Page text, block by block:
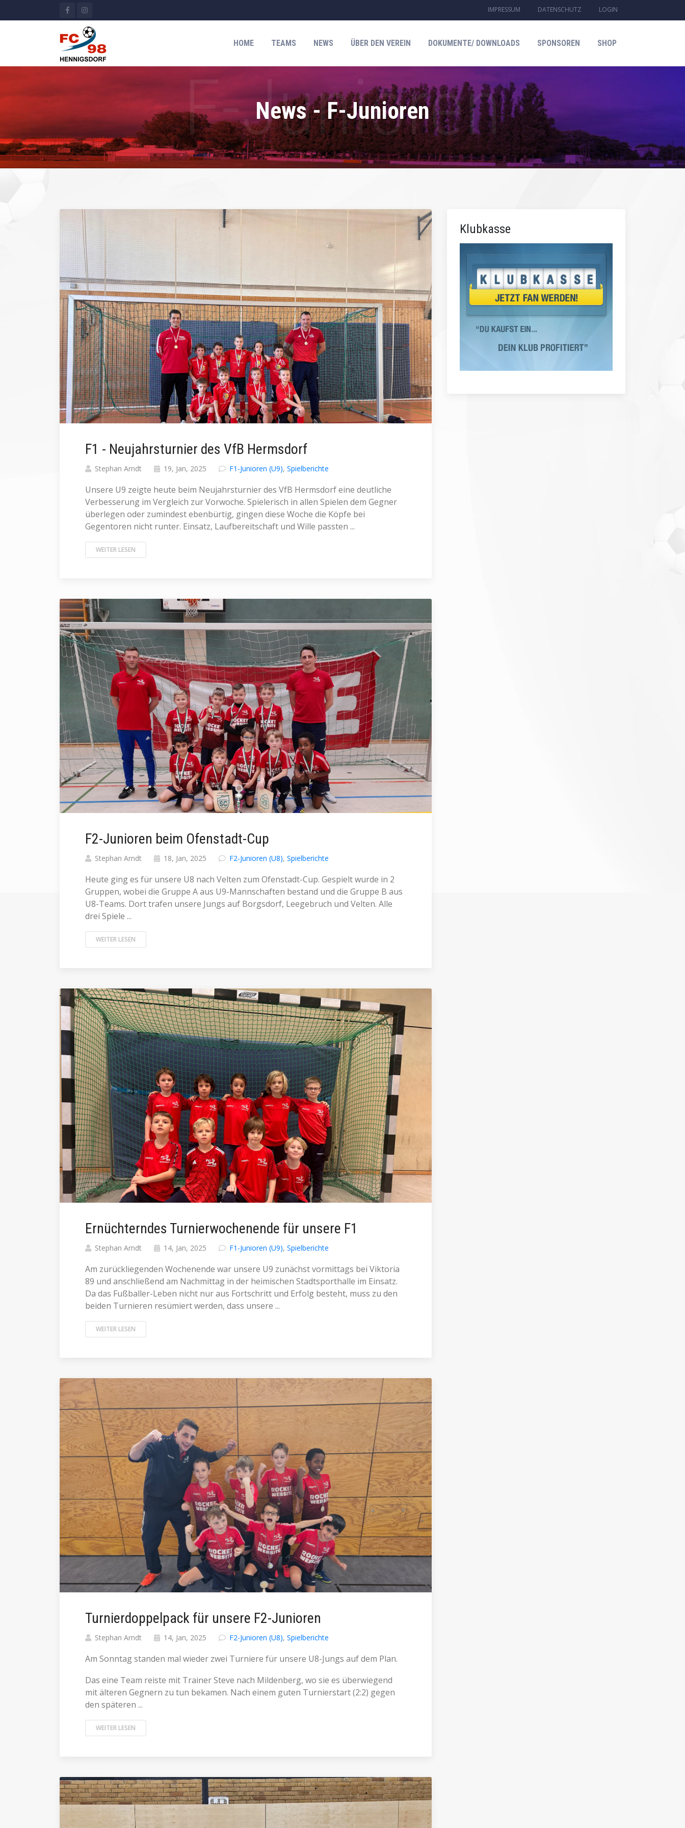
IMPRESSUM DATENSCHUTZ LOGIN
HOME TEAMS NEWS ÜBER DEN VEREIN DOKUMENTE/ DOWNLOADS SPONSOREN SHOP
News - F-Junioren
F1 - Neujahrsturnier des VfB Hermsdorf
Stephan Arndt 19, Jan, 2025 F1-Junioren (U9), Spielberichte
Unsere U9 zeigte heute beim Neujahrsturnier des VfB Hermsdorf eine deutliche
Verbesserung im Vergleich zur Vorwoche. Spielerisch in allen Spielen dem Gegner
überlegen oder zumindest ebenbürtig, gingen diese Woche die Köpfe bei
Gegentoren nicht runter. Einsatz, Laufbereitschaft und Wille passten ...
WEITER LESEN
F2-Junioren beim Ofenstadt-Cup
Stephan Arndt 18, Jan, 2025 F2-Junioren (U8), Spielberichte
Heute ging es für unsere U8 nach Velten zum Ofenstadt-Cup. Gespielt wurde in 2
Gruppen, wobei die Gruppe A aus U9-Mannschaften bestand und die Gruppe B aus
U8-Teams. Dort trafen unsere Jungs auf Borgsdorf, Leegebruch und Velten. Alle
drei Spiele ...
WEITER LESEN
Ernüchterndes Turnierwochenende für unsere F1
Stephan Arndt 14, Jan, 2025 F1-Junioren (U9), Spielberichte
Am zurückliegenden Wochenende war unsere U9 zunächst vormittags bei Viktoria
89 und anschließend am Nachmittag in der heimischen Stadtsporthalle im Einsatz.
Da das Fußballer-Leben nicht nur aus Fortschritt und Erfolg besteht, muss zu den
beiden Turnieren resümiert werden, dass unsere ...
WEITER LESEN
Turnierdoppelpack für unsere F2-Junioren
Stephan Arndt 14, Jan, 2025 F2-Junioren (U8), Spielberichte
Am Sonntag standen mal wieder zwei Turniere für unsere U8-Jungs auf dem Plan.
Das eine Team reiste mit Trainer Steve nach Mildenberg, wo sie es überwiegend
mit älteren Gegnern zu tun bekamen. Nach einem guten Turnierstart (2:2) gegen
den späteren ...
WEITER LESEN
Klubkasse